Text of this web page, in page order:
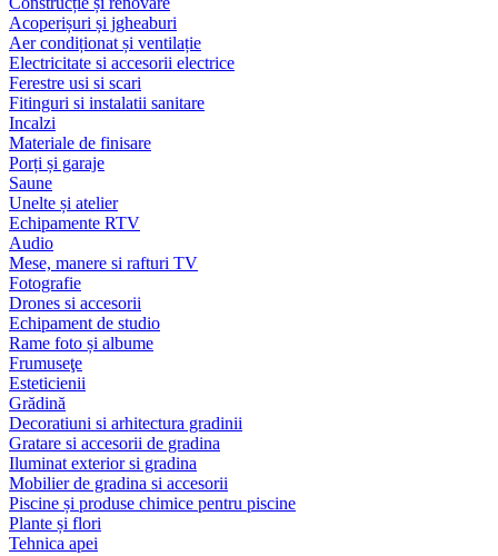
Acoperișuri și jgheaburi
Aer condiționat și ventilație
Electricitate si accesorii electrice
Ferestre usi si scari
Fitinguri si instalatii sanitare
Incalzi
Materiale de finisare
Porți și garaje
Saune
Unelte și atelier
Echipamente RTV
Audio
Mese, manere si rafturi TV
Fotografie
Drones si accesorii
Echipament de studio
Rame foto și albume
Frumuseţe
Esteticienii
Grădină
Decoratiuni si arhitectura gradinii
Gratare si accesorii de gradina
Iluminat exterior si gradina
Mobilier de gradina si accesorii
Piscine și produse chimice pentru piscine
Plante și flori
Tehnica apei